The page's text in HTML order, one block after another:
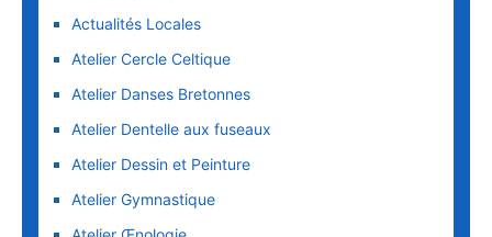
Actualités Locales
Atelier Cercle Celtique
Atelier Danses Bretonnes
Atelier Dentelle aux fuseaux
Atelier Dessin et Peinture
Atelier Gymnastique